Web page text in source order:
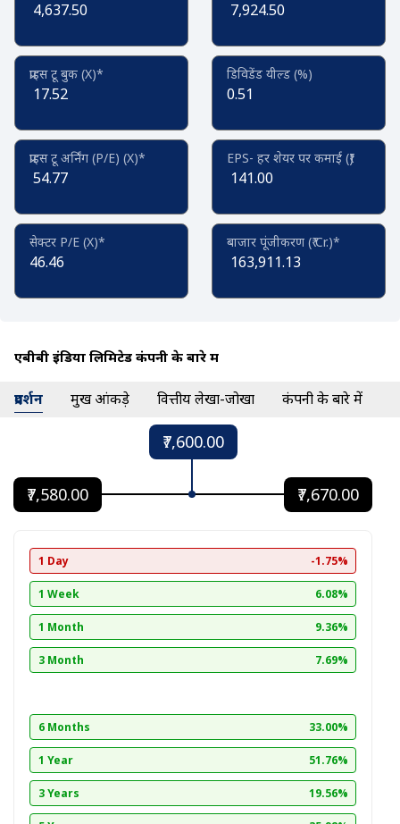
4,637.50 7,924.50
प्राइस टू बुक (X)*
17.52
डिविडेंड यील्ड (%)
0.51
प्राइस टू अर्निंग (P/E) (X)*
54.77
EPS- हर शेयर पर कमाई (₹)
141.00
सेक्टर P/E (X)*
46.46
बाजार पूंजीकरण (₹ Cr.)*
163,911.13
एबीबी इंडिया लिमिटेड कंपनी के बारे में
प्रदर्शन प्रमुख आंकड़े वित्तीय लेखा-जोखा कंपनी के बारे में
₹7,600.00
₹7,580.00 ₹7,670.00
1 Day -1.75%
1 Week 6.08%
1 Month 9.36%
3 Month 7.69%
6 Months 33.00%
1 Year 51.76%
3 Years 19.56%